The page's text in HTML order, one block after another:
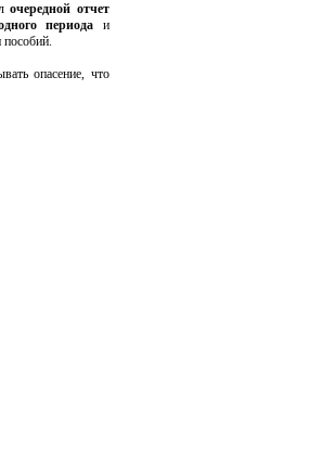
очередной отчет
периода и
пособий.
опасение, что